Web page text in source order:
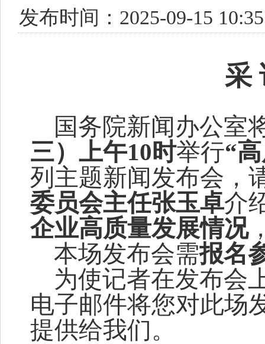
发布时间：2025-09-15
采
国务院新闻办公室
三） 上午10时举行“
列 主题新闻发布会，
委员会主任张玉卓介
企业高质量发展情况
本场发布会需报名
为使记者在发布会
电子邮件将您对此场
提供给我们。